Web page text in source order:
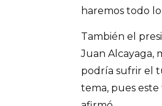
haremos todo lo
También el
Juan Alcayaga,
podría sufrir el
tema, pues